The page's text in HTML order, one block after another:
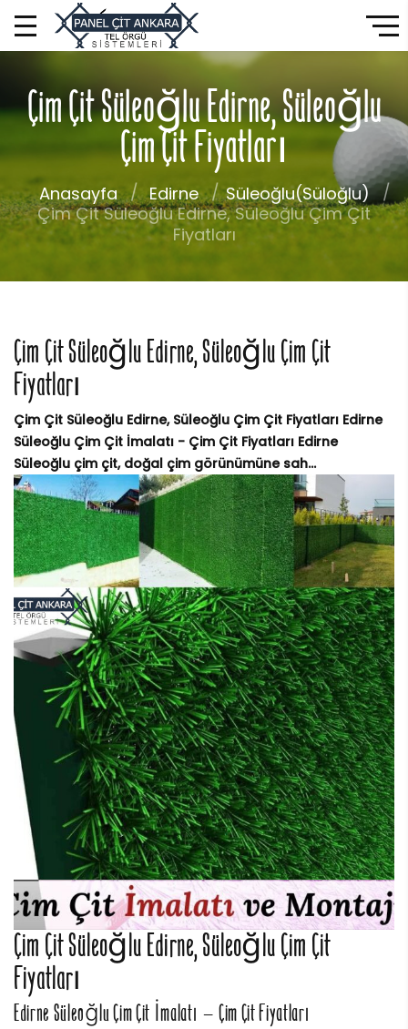
Çim Çit Süleoğlu Edirne, Süleoğlu
Çim Çit Fiyatları
Anasayfa Edirne
Süleoğlu(Süloğlu)
Çim Çit Süleoğlu Edirne, Süleoğlu Çim Çit
Fiyatları
Çim Çit Süleoğlu Edirne, Süleoğlu Çim Çit
Fiyatları
Çim Çit Süleoğlu Edirne, Süleoğlu Çim Çit Fiyatları Edirne
Süleoğlu Çim Çit İmalatı - Çim Çit Fiyatları Edirne
Süleoğlu çim çit, doğal çim görünümüne sah...
Çim Çit Süleoğlu Edirne, Süleoğlu Çim Çit
Fiyatları
Edirne Süleoğlu Çim Çit İmalatı – Çim Çit Fiyatları